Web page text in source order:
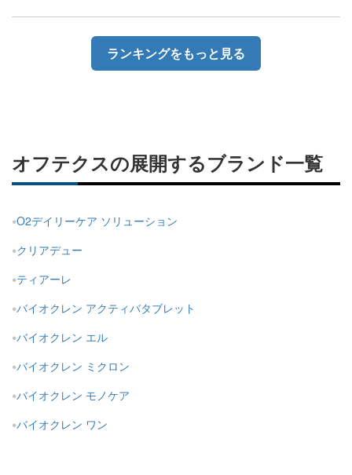
ランキングをもっと見る
オフテクスの展開するブランド一覧
O2デイリーケア ソリューション
クリアデュー
ティアーレ
バイオクレン アクティバタブレット
バイオクレン エル
バイオクレン ミクロン
バイオクレン モノケア
バイオクレン ワン